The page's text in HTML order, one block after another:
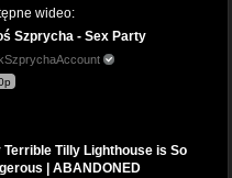
wideo:
Szprycha - Sex Party
Terrible Tilly Lighthouse is So
| ABANDONED